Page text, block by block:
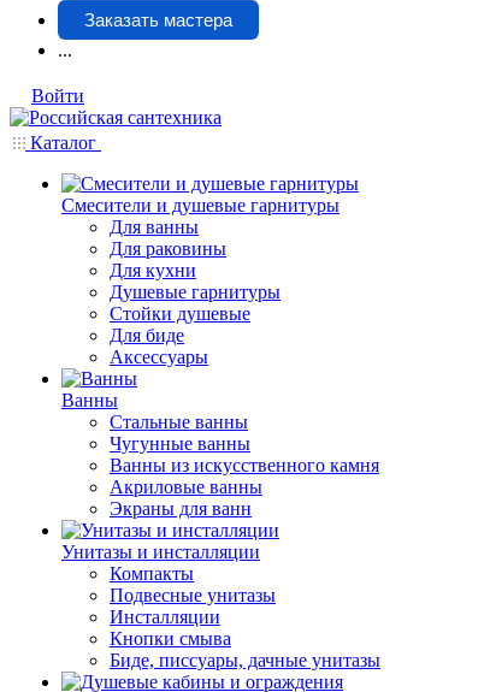
Заказать мастера
...
Войти
Каталог
Смесители и душевые гарнитуры
Для ванны
Для раковины
Для кухни
Душевые гарнитуры
Стойки душевые
Для биде
Аксессуары
Ванны
Стальные ванны
Чугунные ванны
Ванны из искусственного камня
Акриловые ванны
Экраны для ванн
Унитазы и инсталляции
Компакты
Подвесные унитазы
Инсталляции
Кнопки смыва
Биде, писсуары, дачные унитазы